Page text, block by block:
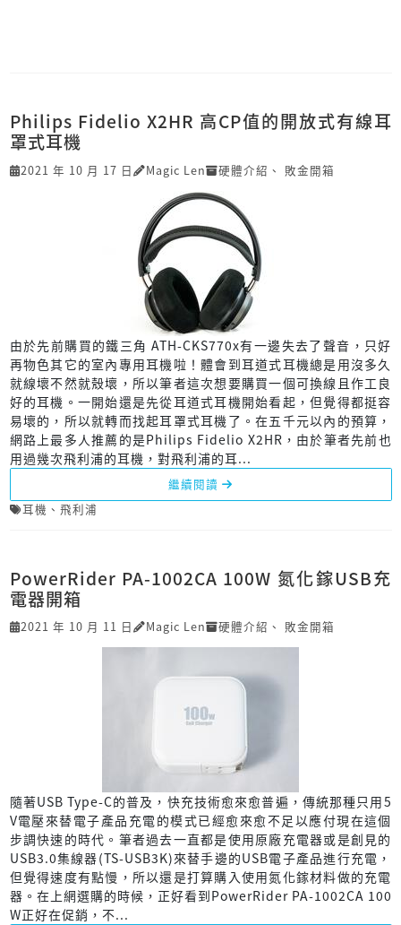
Philips Fidelio X2HR 高CP值的開放式有線耳
罩式耳機
2021 年 10 月 17 日 Magic Len 硬體介紹 、 敗金開箱
由於先前購買的鐵三角 ATH-CKS770x有一邊失去了聲音，只好
再物色其它的室內專用耳機啦！體會到耳道式耳機總是用沒多久
就線壞不然就殼壞，所以筆者這次想要購買一個可換線且作工良
好的耳機。一開始還是先從耳道式耳機開始看起，但覺得都挺容
易壞的，所以就轉而找起耳罩式耳機了。在五千元以內的預算，
網路上最多人推薦的是Philips Fidelio X2HR，由於筆者先前也
用過幾次飛利浦的耳機，對飛利浦的耳...
繼續閱讀
耳機 、 飛利浦
PowerRider PA-1002CA 100W 氮化鎵USB充
電器開箱
2021 年 10 月 11 日 Magic Len 硬體介紹 、 敗金開箱
隨著USB Type-C的普及，快充技術愈來愈普遍，傳統那種只用5
V電壓來替電子產品充電的模式已經愈來愈不足以應付現在這個
步調快速的時代。筆者過去一直都是使用原廠充電器或是創見的
USB3.0集線器(TS-USB3K)來替手邊的USB電子產品進行充電，
但覺得速度有點慢，所以還是打算購入使用氮化鎵材料做的充電
器。在上網選購的時候，正好看到PowerRider PA-1002CA 100
W正好在促銷，不...